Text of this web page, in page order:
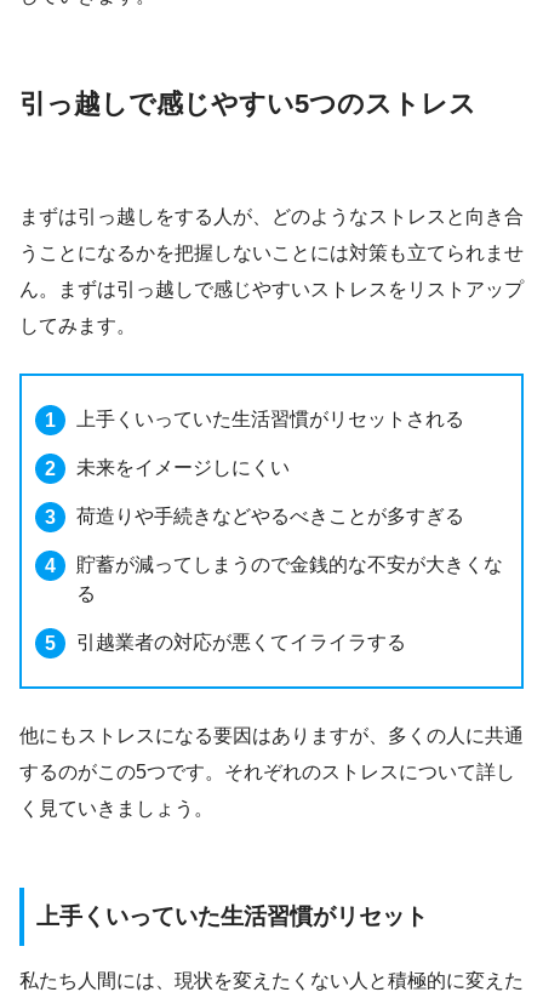
引っ越しで感じやすい5つのストレス
まずは引っ越しをする人が、どのようなストレスと向き合
うことになるかを把握しないことには対策も立てられませ
ん。まずは引っ越しで感じやすいストレスをリストアップ
してみます。
上手くいっていた生活習慣がリセットされる
未来をイメージしにくい
荷造りや手続きなどやるべきことが多すぎる
貯蓄が減ってしまうので金銭的な不安が大きくな
る
引越業者の対応が悪くてイライラする
他にもストレスになる要因はありますが、多くの人に共通
するのがこの5つです。それぞれのストレスについて詳し
く見ていきましょう。
上手くいっていた生活習慣がリセット
私たち人間には、現状を変えたくない人と積極的に変えた